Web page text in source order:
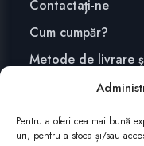
Pentru a oferi cea mai bună
uri, pentru a stoca și/sau
Contactați-ne
Cum cumpăr?
Metode de livrare
Confidențialitate
ABONEAZĂ-TE